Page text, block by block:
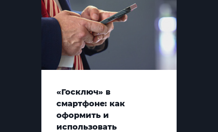
«Госключ» в
смартфоне: как
оформить и
использовать